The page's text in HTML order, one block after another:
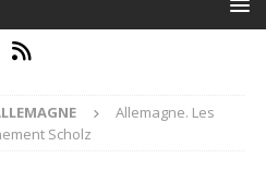
Allemagne. Les
Scholz